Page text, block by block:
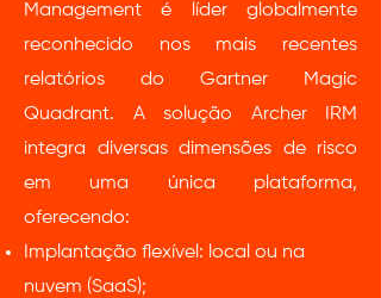
Management é líder globalmente
reconhecido nos mais recentes
relatórios do Gartner Magic
Quadrant. A solução Archer IRM
integra diversas dimensões de risco
em uma única plataforma,
oferecendo:
Implantação flexível: local ou na
nuvem (SaaS);